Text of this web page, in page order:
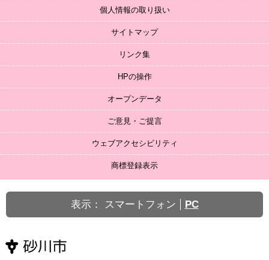
個人情報の取り扱い
サイトマップ
リンク集
HPの操作
オープンデータ
ご意見・ご提言
ウェブアクセシビリティ
商標登録表示
表示： スマートフォン PC